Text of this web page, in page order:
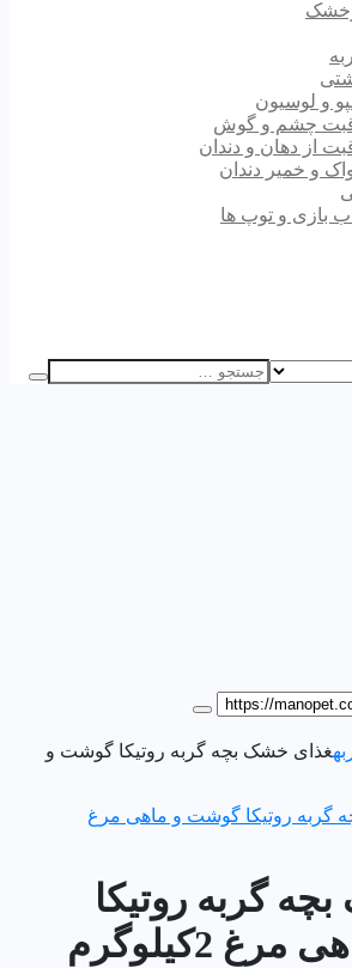
و لوسیون
چشم و گوش
از دهان و دندان
و خمیر دندان
بازی و توپ ها
غذای خشک بچه گربه روتیکا گوشت و
گربه روتیکا
2کیلوگرم